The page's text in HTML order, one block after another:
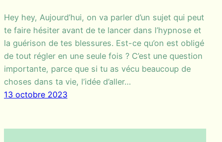
Hey hey, Aujourd’hui, on va parler d’un sujet qui peut
te faire hésiter avant de te lancer dans l’hypnose et
la guérison de tes blessures. Est-ce qu’on est obligé
de tout régler en une seule fois ? C’est une question
importante, parce que si tu as vécu beaucoup de
choses dans ta vie, l’idée d’aller…
13 octobre 2023